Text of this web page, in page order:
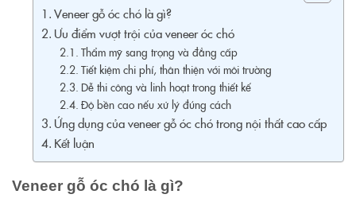
Veneer gỗ óc chó là gì?
Ưu điểm vượt trội của veneer óc chó
Thẩm mỹ sang trọng và đẳng cấp
Tiết kiệm chi phí, thân thiện với môi trường
Dễ thi công và linh hoạt trong thiết kế
Độ bền cao nếu xử lý đúng cách
Ứng dụng của veneer gỗ óc chó trong nội thất cao cấp
Kết luận
Veneer gỗ óc chó là gì?